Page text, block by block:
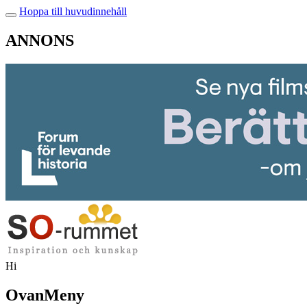
Hoppa till huvudinnehåll
ANNONS
Hi
OvanMeny